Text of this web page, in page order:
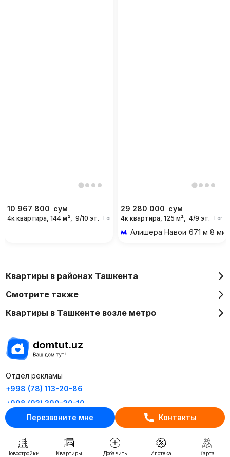
Перезвоните мне Контакты
10 967 800 сум
4к квартира, 144 м², 9/10 эт. For days
29 280 000 сум
4к квартира, 125 м², 4/9 эт. For
Алишера Навои 671 м 8
Новостройки Квартиры Добавить Ипотека Карта
Квартиры в районах Ташкента
Смотрите также
Квартиры в Ташкенте возле метро
Отдел рекламы
+998 (78) 113-20-86
+998 (93) 390-30-10
Пн-Пт. С 9:30 до 18:00
RU UZ